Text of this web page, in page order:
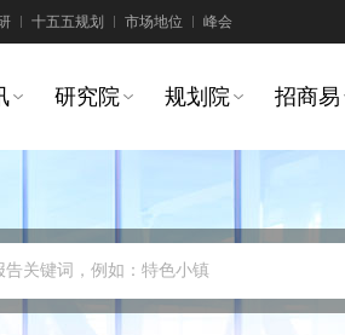
十五五规划 市场地位 峰会
研究院 规划院 招商易
告关键词，例如：特色小镇